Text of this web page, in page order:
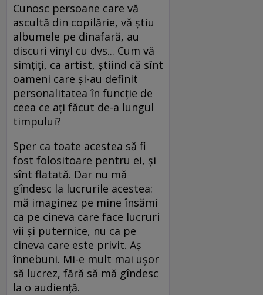
Cunosc persoane care vă
ascultă din copilărie, vă ştiu
albumele pe dinafară, au
discuri vinyl cu dvs... Cum vă
simţiţi, ca artist, ştiind că sînt
oameni care şi-au definit
personalitatea în funcţie de
ceea ce aţi făcut de-a lungul
timpului?
Sper ca toate acestea să fi
fost folositoare pentru ei, şi
sînt flatată. Dar nu mă
gîndesc la lucrurile acestea:
mă imaginez pe mine însămi
ca pe cineva care face lucruri
vii şi puternice, nu ca pe
cineva care este privit. Aş
înnebuni. Mi-e mult mai uşor
să lucrez, fără să mă gîndesc
la o audienţă.